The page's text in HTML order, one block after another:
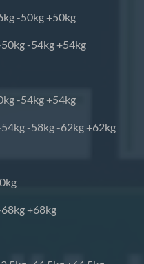
-50kg +50kg
-54kg +54kg
-54kg +54kg
-58kg -62kg +62kg
+68kg